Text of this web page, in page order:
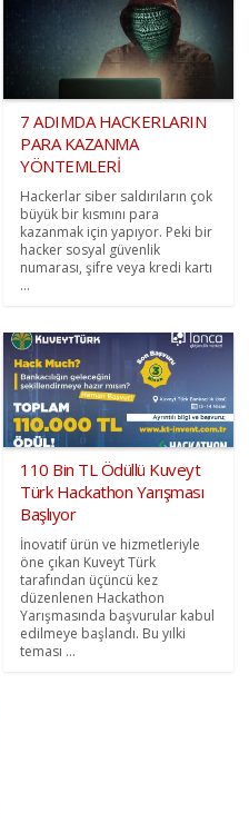
7 ADIMDA HACKERLARIN
PARA KAZANMA
YÖNTEMLERİ
Hackerlar siber saldırıların çok
büyük bir kısmını para
kazanmak için yapıyor. Peki bir
hacker sosyal güvenlik
numarası, şifre veya kredi kartı
...
110 Bin TL Ödüllü Kuveyt
Türk Hackathon Yarışması
Başlıyor
İnovatif ürün ve hizmetleriyle
öne çıkan Kuveyt Türk
tarafından üçüncü kez
düzenlenen Hackathon
Yarışmasında başvurular kabul
edilmeye başlandı. Bu yılki
teması ...